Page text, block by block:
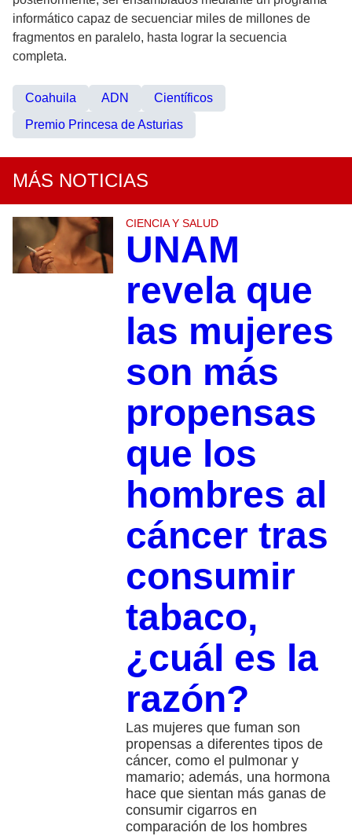
informático capaz de secuenciar miles de millones de
fragmentos en paralelo, hasta lograr la secuencia
completa.
Coahuila ADN
Científicos
Premio Princesa de Asturias
MÁS NOTICIAS
CIENCIA Y SALUD
UNAM
revela que
las mujeres
son más
propensas
que los
hombres al
cáncer tras
consumir
tabaco,
¿cuál es la
razón?
Las mujeres que fuman son
propensas a diferentes tipos de
cáncer, como el pulmonar y
mamario; además, una hormona
hace que sientan más ganas de
consumir cigarros en
comparación de los hombres